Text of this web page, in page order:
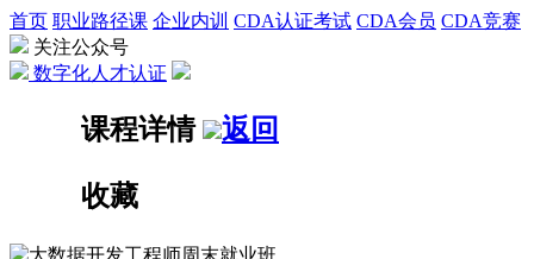
首页 职业路径课 企业内训 CDA认证考试 CDA会员 CDA竞赛
关注公众号
数字化人才认证
课程详情 返回
收藏